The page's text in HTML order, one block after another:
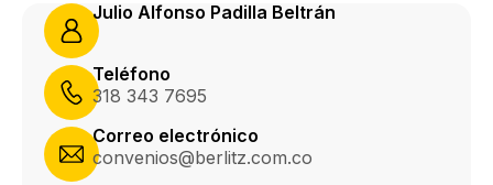
Julio Alfonso Padilla Beltrán
Teléfono
318 343 7695
Correo electrónico
convenios@berlitz.com.co